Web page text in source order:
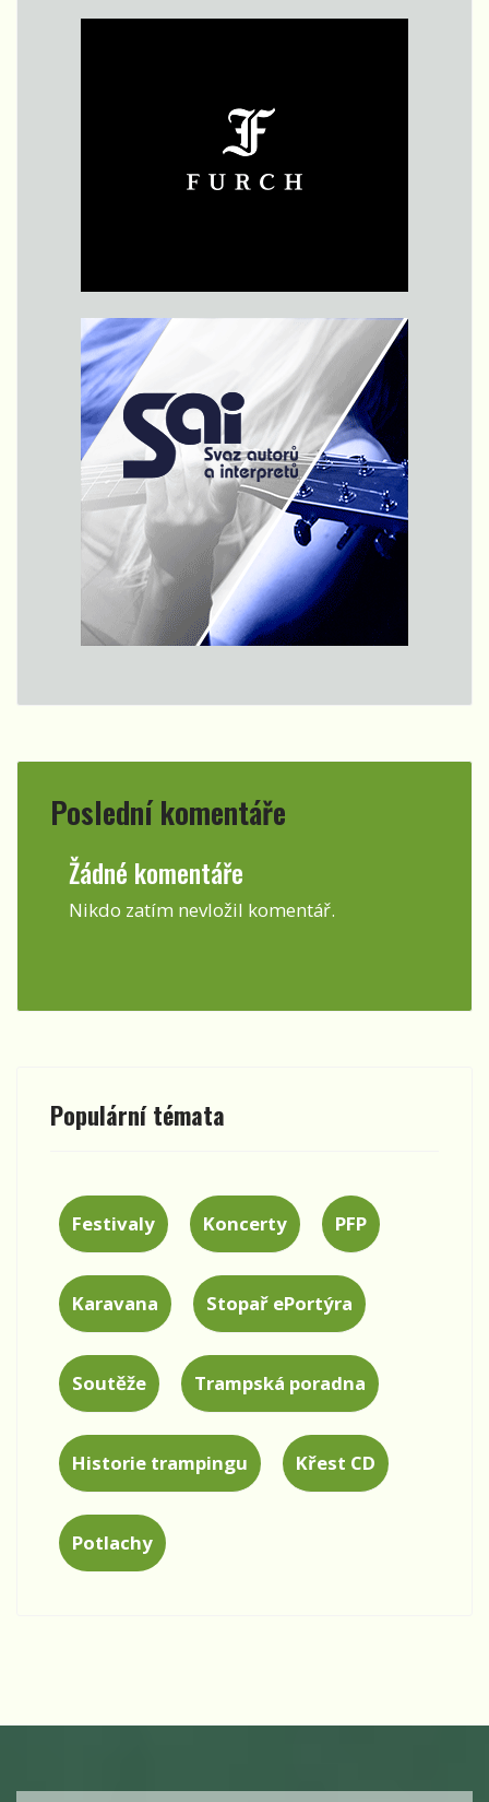
Poslední komentáře
Žádné komentáře
Nikdo zatím nevložil komentář.
Populární témata
Festivaly Koncerty PFP
Karavana Stopař ePortýra
Soutěže Trampská poradna
Historie trampingu Křest CD
Potlachy